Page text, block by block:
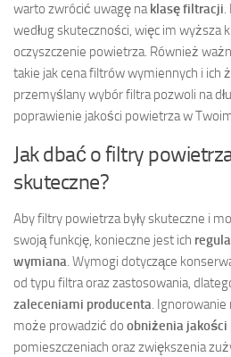
warto zwrócić uwagę naklasę filtracji.
według skuteczności, więc im wyższa
oczyszczenie powietrza. Również
takie jak cena filtrów wymiennych i ich
przemyślany wybór filtra pozwoli na
poprawienie jakości powietrza w
Jak dbać o filtry
skuteczne?
Aby filtry powietrza były skuteczne i
swoją funkcję, konieczne jest ich
wymiana. Wymogi dotyczące
od typu filtra oraz zastosowania,
zaleceniami producenta.
może prowadzić do obniżenia
pomieszczeniach oraz zwiększenia